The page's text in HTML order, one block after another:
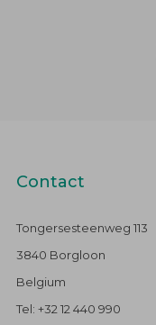
Contact
Tongersesteenweg 113
3840 Borgloon
Belgium
Tel: +32 12 440 990